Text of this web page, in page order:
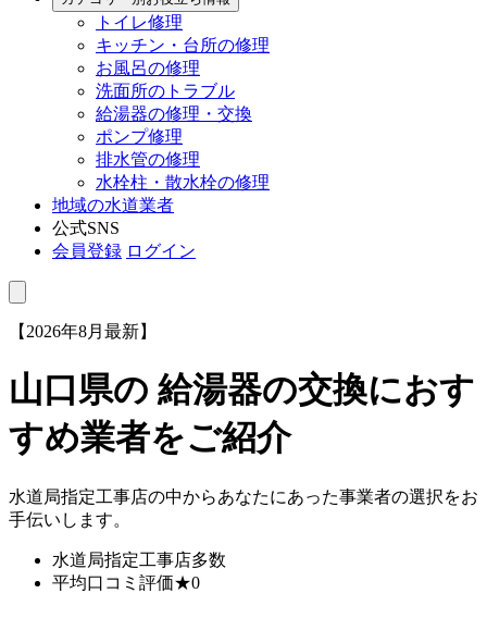
トイレ修理
キッチン・台所の修理
お風呂の修理
洗面所のトラブル
給湯器の修理・交換
ポンプ修理
排水管の修理
水栓柱・散水栓の修理
地域の水道業者
公式SNS
会員登録 ログイン
【2026年8月最新】
山口県の 給湯器の交換におす
すめ業者をご紹介
水道局指定工事店の中からあなたにあった事業者の選択をお
手伝いします。
水道局指定工事店多数
平均口コミ評価★0